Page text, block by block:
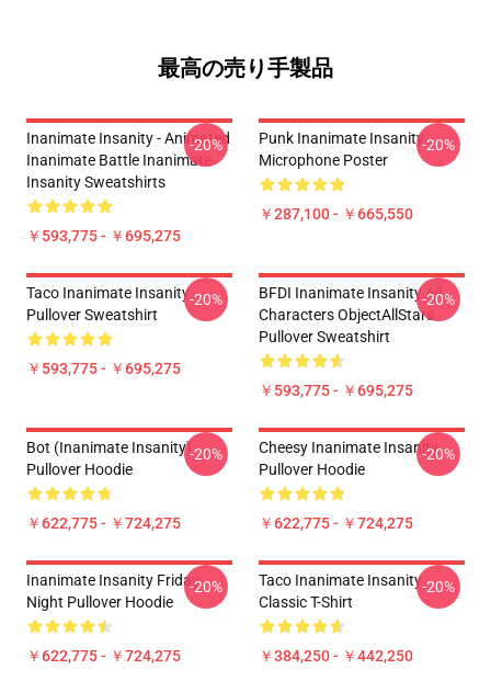
最高の売り手製品
Inanimate Insanity - Animated
Inanimate Battle Inanimate
Insanity Sweatshirts
￥593,775 - ￥695,275
-20%
Punk Inanimate Insanity
Microphone Poster
￥287,100 - ￥665,550
-20%
Taco Inanimate Insanity
Pullover Sweatshirt
￥593,775 - ￥695,275
-20%
BFDI Inanimate Insanity All
Characters ObjectAllStars
Pullover Sweatshirt
￥593,775 - ￥695,275
-20%
Bot (Inanimate Insanity)
Pullover Hoodie
￥622,775 - ￥724,275
-20%
Cheesy Inanimate Insanity
Pullover Hoodie
￥622,775 - ￥724,275
-20%
Inanimate Insanity Friday
Night Pullover Hoodie
￥622,775 - ￥724,275
-20%
Taco Inanimate Insanity
Classic T-Shirt
￥384,250 - ￥442,250
-20%